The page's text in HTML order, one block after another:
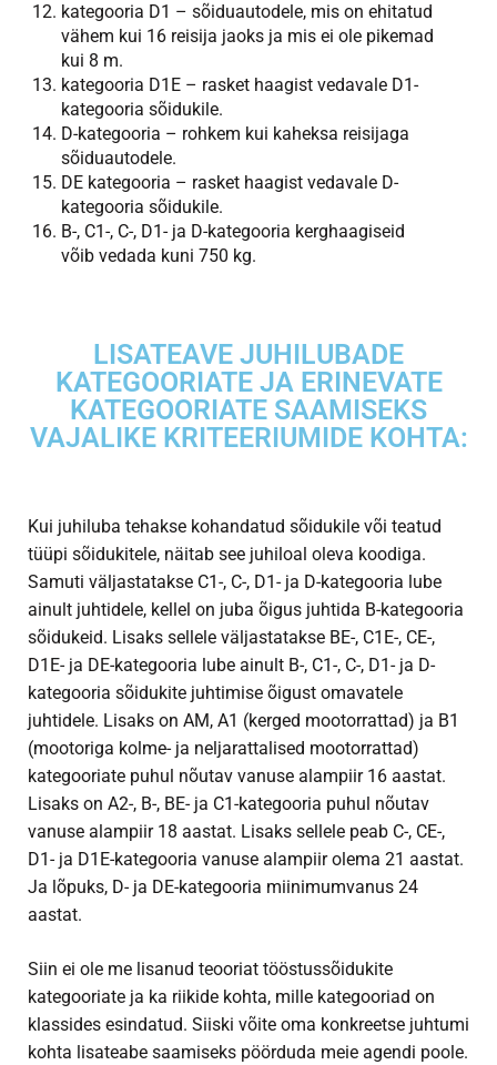
kategooria D1 – sõiduautodele, mis on ehitatud
vähem kui 16 reisija jaoks ja mis ei ole pikemad
kui 8 m.
kategooria D1E – rasket haagist vedavale D1-
kategooria sõidukile.
D-kategooria – rohkem kui kaheksa reisijaga
sõiduautodele.
DE kategooria – rasket haagist vedavale D-
kategooria sõidukile.
B-, C1-, C-, D1- ja D-kategooria kerghaagiseid
võib vedada kuni 750 kg.
LISATEAVE JUHILUBADE
KATEGOORIATE JA ERINEVATE
KATEGOORIATE SAAMISEKS
VAJALIKE KRITEERIUMIDE KOHTA:
Kui juhiluba tehakse kohandatud sõidukile või teatud
tüüpi sõidukitele, näitab see juhiloal oleva koodiga.
Samuti väljastatakse C1-, C-, D1- ja D-kategooria lube
ainult juhtidele, kellel on juba õigus juhtida B-kategooria
sõidukeid. Lisaks sellele väljastatakse BE-, C1E-, CE-,
D1E- ja DE-kategooria lube ainult B-, C1-, C-, D1- ja D-
kategooria sõidukite juhtimise õigust omavatele
juhtidele. Lisaks on AM, A1 (kerged mootorrattad) ja B1
(mootoriga kolme- ja neljarattalised mootorrattad)
kategooriate puhul nõutav vanuse alampiir 16 aastat.
Lisaks on A2-, B-, BE- ja C1-kategooria puhul nõutav
vanuse alampiir 18 aastat. Lisaks sellele peab C-, CE-,
D1- ja D1E-kategooria vanuse alampiir olema 21 aastat.
Ja lõpuks, D- ja DE-kategooria miinimumvanus 24
aastat.
Siin ei ole me lisanud teooriat tööstussõidukite
kategooriate ja ka riikide kohta, mille kategooriad on
klassides esindatud. Siiski võite oma konkreetse juhtumi
kohta lisateabe saamiseks pöörduda meie agendi poole.